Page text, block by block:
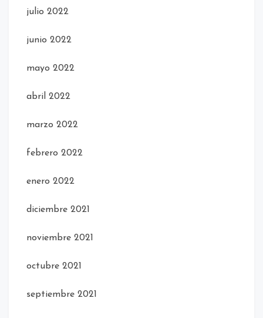
julio 2022
junio 2022
mayo 2022
abril 2022
marzo 2022
febrero 2022
enero 2022
diciembre 2021
noviembre 2021
octubre 2021
septiembre 2021